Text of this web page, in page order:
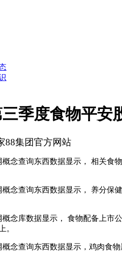
三季度食物平安
88集团官方网站
查询东西数据显示， 相关食物
查询东西数据显示， 养分保健
库数据显示， 食物配备上市公
。
查询东西数据显示，鸡肉食物